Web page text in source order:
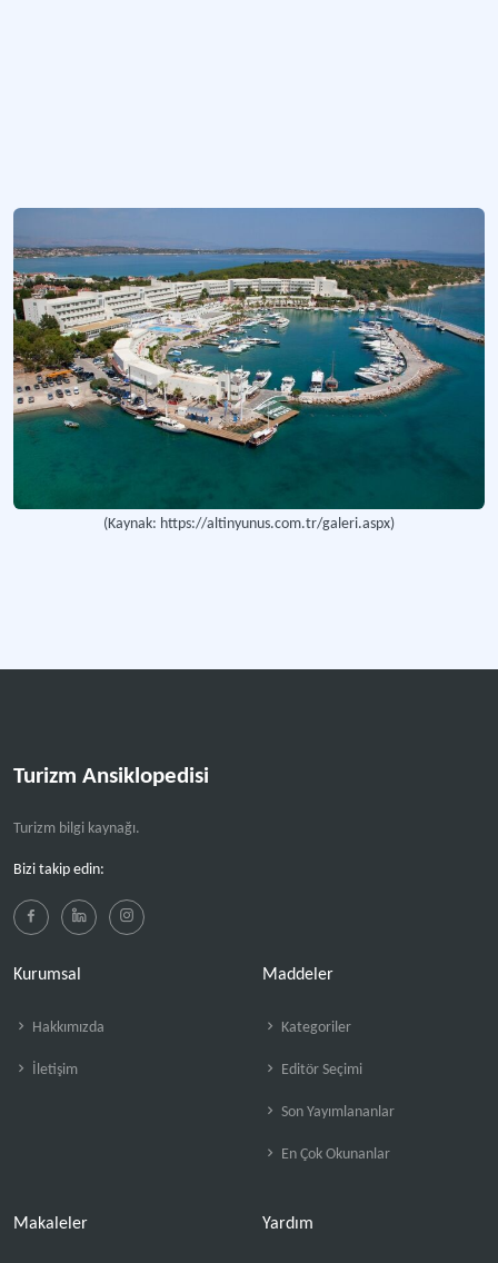
(Kaynak: https://altinyunus.com.tr/galeri.aspx)
Turizm Ansiklopedisi
Turizm bilgi kaynağı.
Bizi takip edin:
Kurumsal
Hakkımızda
İletişim
Maddeler
Kategoriler
Editör Seçimi
Son Yayımlananlar
En Çok Okunanlar
Makaleler Yardım